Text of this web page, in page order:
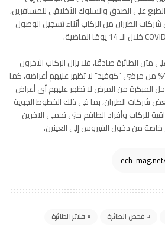
على الصدق والسلوك الأخلاقي للمسافرين،
الطيران من الركاب أثناء تسجيل الوصول
الطائرة صادقًا، فلا يزال الركاب الآخرون
معرضين للخطر؛ لأن حوالي 40% من مرضى “كوفيد” لا تظهر عليهم أعراضه، كما
المبكرة من المرض لا تظهر عليهم أي أعراض
شركات الطيران، بما في ذلك الخطوط الجوية
للركاب وأفراد الطاقم حتى تحمي الآخرين
من دخول الفيروس إلى العينين.
فحص الطائرة فلاتر الطائرة